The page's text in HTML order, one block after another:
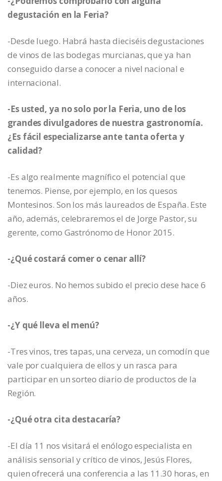
degustación en la Feria?
-Desde luego. Habrá hasta dieciséis degustaciones
de vinos de las bodegas murcianas, que ya han
conseguido darse a conocer a nivel nacional e
internacional.
-Es usted, ya no solo por la Feria, uno de los
grandes divulgadores de nuestra gastronomía.
¿Es fácil especializarse ante tanta oferta y
calidad?
-Es algo realmente magnífico el potencial que
tenemos. Piense, por ejemplo, en los quesos
Montesinos. Son los más laureados de España. Este
año, además, celebraremos el de Jorge Pastor, su
gerente, como Gastrónomo de Honor 2015.
-¿Qué costará comer o cenar allí?
-Diez euros. No hemos subido el precio dese hace 6
años.
-¿Y qué lleva el menú?
-Tres vinos, tres tapas, una cerveza, un comodín que
vale por cualquiera de ellos y un rasca para
participar en un sorteo diario de productos de la
Región.
-¿Qué otra cita destacaría?
-El día 11 nos visitará el enólogo especialista en
análisis sensorial y crítico de vinos, Jesús Flores,
quien ofrecerá una conferencia a las 11.30 horas, en